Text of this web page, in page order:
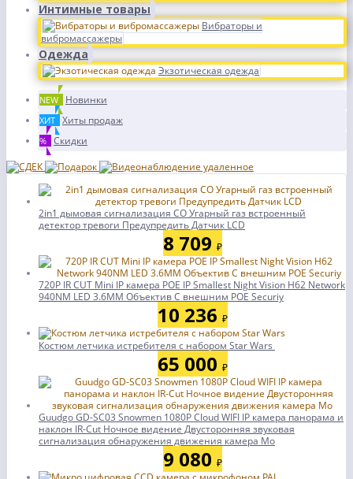
Интимные товары
Вибраторы и
вибромассажеры
Одежда
Экзотическая одежда
NEW Новинки
ХИТ Хиты продаж
% Скидки
2in1 дымовая сигнализация CO Угарный газ встроенный
детектор тревоги Предупредить Датчик LCD
8 709 ₽
720P IR CUT Mini IP камера POE IP Smallest Night Vision H62 Network
940NM LED 3.6MM Объектив С внешним POE Securiy
10 236 ₽
Костюм летчика истребителя с набором Star Wars
65 000 ₽
Guudgo GD-SC03 Snowmen 1080P Cloud WIFI IP камера панорама и
наклон IR-Cut Ночное видение Двусторонняя звуковая
сигнализация обнаружения движения камера Мо
9 080 ₽